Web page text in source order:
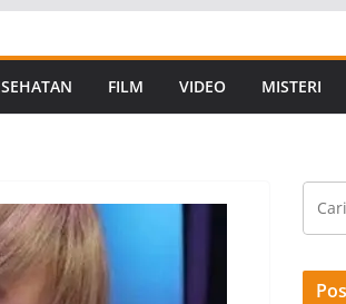
FILM VIDEO MISTERI